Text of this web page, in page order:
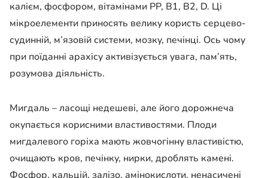
калієм, фосфором, вітамінами РР, В1, В2, D. Ці
мікроелементи приносять велику користь серцево-
судинній, м’язовій системи, мозку, печінці. Ось чому
при поїданні арахісу активізується увага, пам’ять,
розумова діяльність.
Мигдаль – ласощі недешеві, але його дорожнеча
окупається корисними властивостями. Плоди
мигдалевого горіха мають жовчогінну властивістю,
очищають кров, печінку, нирки, дроблять камені.
Фосфор, кальцій, залізо, амінокислоти, ненасичені